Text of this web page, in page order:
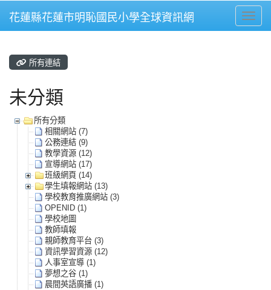
花蓮縣花蓮市明恥國民小學全球資訊網
所有連結
未分類
所有分類
相關網站 (7)
公務連結 (9)
教學資源 (12)
宣導網站 (17)
班級網頁 (14)
學生填報網站 (13)
學校教育推廣網站 (3)
OPENID (1)
學校地圖
教師填報
親師教育平台 (3)
資訊學習資源 (12)
人事室宣導 (1)
夢想之谷 (1)
晨間英語廣播 (1)